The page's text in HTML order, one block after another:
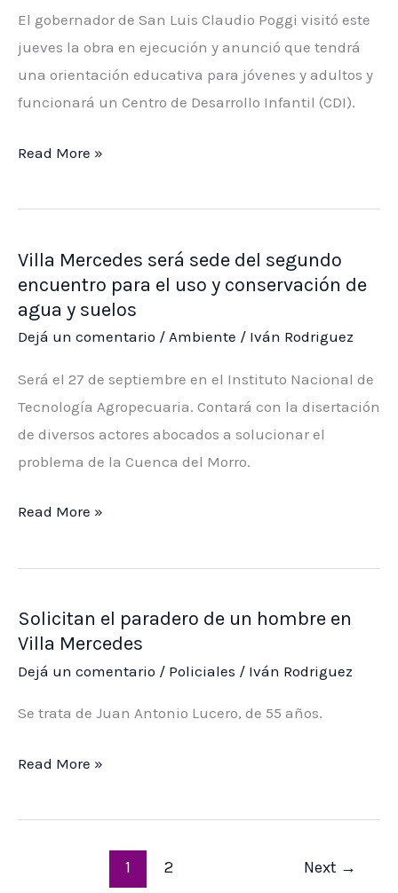
de
gas
natural
El gobernador de San Luis Claudio Poggi visitó este
jueves la obra en ejecución y anunció que tendrá
una orientación educativa para jóvenes y adultos y
funcionará un Centro de Desarrollo Infantil (CDI).
La
de
escuela
del
barrio
Libertad
ingresó
en
su
última
Read More »
Villa Mercedes será sede del segundo
encuentro para el uso y conservación de
agua y suelos
Dejá un comentario / Ambiente / Iván Rodriguez
Será el 27 de septiembre en el Instituto Nacional de
Tecnología Agropecuaria. Contará con la disertación
de diversos actores abocados a solucionar el
problema de la Cuenca del Morro.
Villa
será
del
segundo
encuentro
uso
Read More »
Solicitan el paradero de un hombre en
Villa Mercedes
Dejá un comentario / Policiales / Iván Rodriguez
Se trata de Juan Antonio Lucero, de 55 años.
Solicitan
paradero
Read More »
1 2 Next →